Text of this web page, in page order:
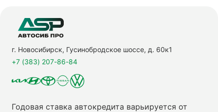
г. Новосибирск, Гусинобродское шоссе, д. 60к1
+7 (383) 207-86-84
Годовая ставка автокредита варьируется от